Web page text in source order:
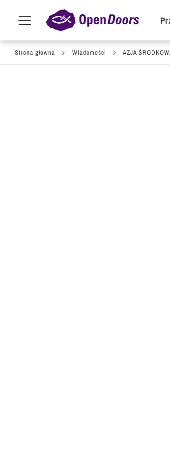
Przejdź do treści
Menu
Strona główna Wiadomości AZJA